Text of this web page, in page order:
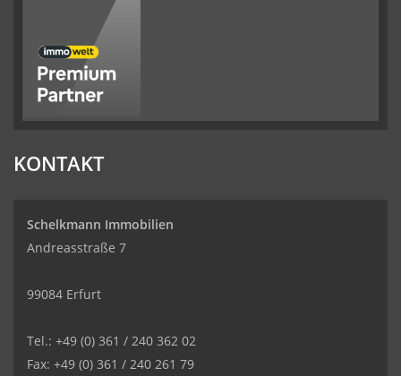
KONTAKT
Schelkmann Immobilien
Andreasstraße 7
99084 Erfurt
Tel.: +49 (0) 361 / 240 362 02
Fax: +49 (0) 361 / 240 261 79